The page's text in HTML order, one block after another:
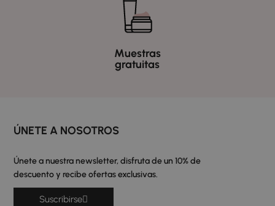
Muestras
gratuitas
ÚNETE A NOSOTROS
Únete a nuestra newsletter, disfruta de un 10% de
descuento y recibe ofertas exclusivas.
Suscribirse